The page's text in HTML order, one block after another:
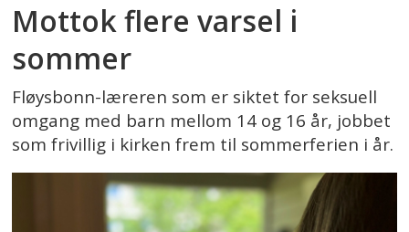
Mottok flere varsel i
sommer
Fløysbonn-læreren som er siktet for seksuell
omgang med barn mellom 14 og 16 år, jobbet
som frivillig i kirken frem til sommerferien i år.